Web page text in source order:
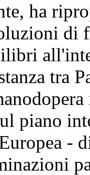
ha
di
tra
piano
-